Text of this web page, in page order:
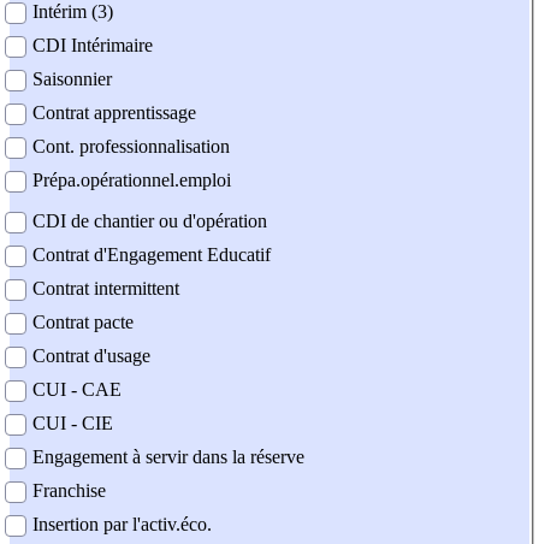
Intérim (3)
CDI Intérimaire
Saisonnier
Contrat apprentissage
Cont. professionnalisation
Prépa.opérationnel.emploi
CDI de chantier ou d'opération
Contrat d'Engagement Educatif
Contrat intermittent
Contrat pacte
Contrat d'usage
CUI - CAE
CUI - CIE
Engagement à servir dans la réserve
Franchise
Insertion par l'activ.éco.